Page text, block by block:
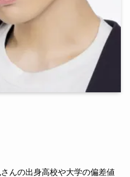
んの出身高校や大学の偏差値